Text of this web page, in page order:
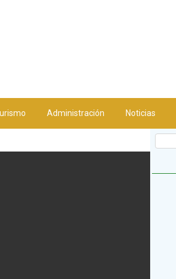
Administración Noticias